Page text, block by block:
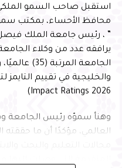
مستهدفات رؤية المملكة 2030
استقبل صاحب السمو
محافظ الأحساء، بمكتب
” ، رئيس جامعة الملك فيصل
يرافقه عدد من وكلاء
الجامعة
Impact Ratings 2026)
وهنأ سموّه رئيس الجامعة
العالمي، مؤكدًا أن ما حققته